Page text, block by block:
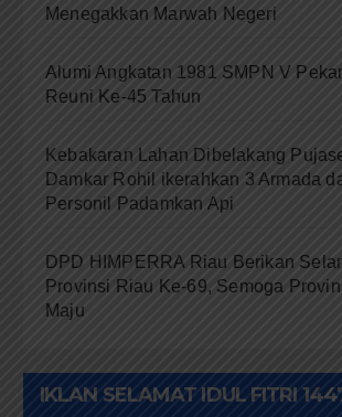
Menegakkan Marwah Negeri
Alumi Angkatan 1981 SMPN V
Reuni Ke-45 Tahun
Kebakaran Lahan Dibelakang
Damkar Rohil ikerahkan 3 Armada
Personil Padamkan Api
DPD HIMPERRA Riau Berikan
Provinsi Riau Ke-69, Semoga
Maju
IKLAN SELAMAT IDUL FITRI